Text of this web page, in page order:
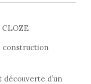
construction
d’un